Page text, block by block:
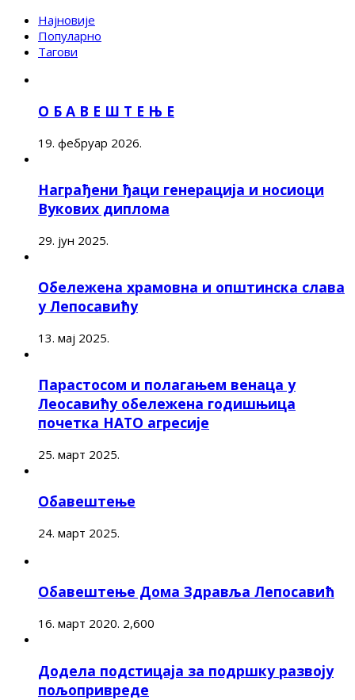
Најновије
Популарно
Тагови
О Б А В Е Ш Т Е Њ Е
19. фебруар 2026.
Награђени ђаци генерација и носиоци
Вукових диплома
29. јун 2025.
Обележена храмовна и општинска слава
у Лепосавићу
13. мај 2025.
Парастосом и полагањем венаца у
Леосавићу обележена годишњица
почетка НАТО агресије
25. март 2025.
Обавештење
24. март 2025.
Обавештење Дома Здравља Лепосавић
16. март 2020. 2,600
Додела подстицаја за подршку развоју
пољопривреде